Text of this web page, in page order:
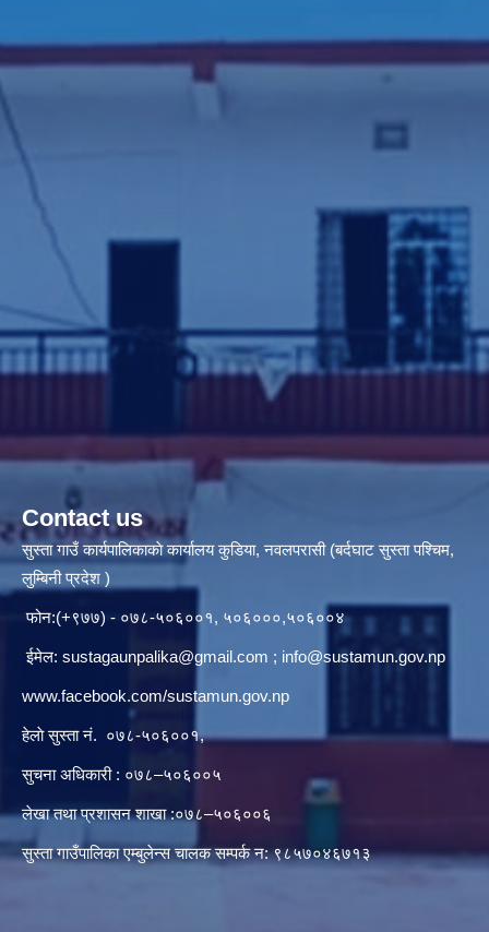
Contact us
सुस्ता गाउँ कार्यपालिकाकाे कार्यालय कुडिया, नवलपरासी (बर्दघाट सुस्ता पश्चिम,
लुम्बिनी प्रदेश )
फोन:(+९७७) - ०७८-५०६००१, ५०६०००,५०६००४
ईमेल: sustagaunpalika@gmail.com ; info@sustamun.gov.np
www.facebook.com/sustamun.gov.np
हेलाे सुस्ता नं. ०७८-५०६००१,
सुचना अधिकारी : ०७८–५०६००५
लेखा तथा प्रशासन शाखा :०७८–५०६००६
सुस्ता गाउँपालिका एम्बुलेन्स चालक सम्पर्क न‌‍: ९८५७०४६७१३